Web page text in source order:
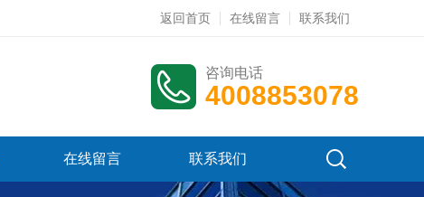
返回首页 在线留言 联系我们
咨询电话
4008853078
在线留言 联系我们